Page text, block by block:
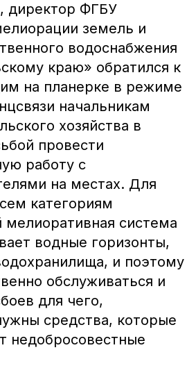
директор ФГБУ
земель и
водоснабжения
краю» обратился к
на планерке в режиме
начальникам
хозяйства в
провести
работу с
на местах. Для
категориям
мелиоративная система
водные горизонты,
и поэтому
обслуживаться и
для чего,
средства, которые
недобросовестные